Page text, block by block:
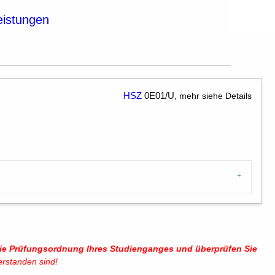
HSZ 0E01/U , mehr siehe Details
Prüfungsordnung Ihres Studienganges und überprüfen Sie
sind!